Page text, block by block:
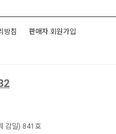
방침 판매자 회원가입
감일) 841호